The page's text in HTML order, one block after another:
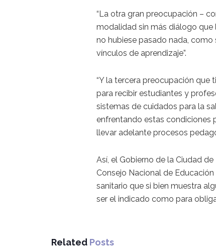
“La otra gran preocupación –
modalidad sin más diálogo que
no hubiese pasado nada,
vínculos de aprendizaje”.
“Y la tercera preocupación que
para recibir estudiantes y
sistemas de cuidados para la
enfrentando estas condiciones
llevar adelante procesos
Así, el Gobierno de la Ciudad
Consejo Nacional de
sanitario que si bien muestra
ser el indicado como para
Related Posts